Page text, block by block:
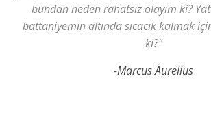
bundan neden rahatsız olayım ki?
battaniyemin altında sıcacık kalmak
ki?"
-Marcus Aurelius